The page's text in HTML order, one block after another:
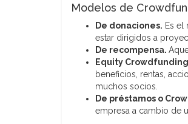
Modelos de
De donaciones. Es el
estar dirigidos a
De recompensa.
Equity
beneficios, rentas,
muchos socios.
De préstamos o
empresa a cambio de